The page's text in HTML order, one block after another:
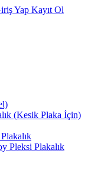
Yap Kayıt Ol
(Kesik Plaka İçin)
Pleksi Plakalık